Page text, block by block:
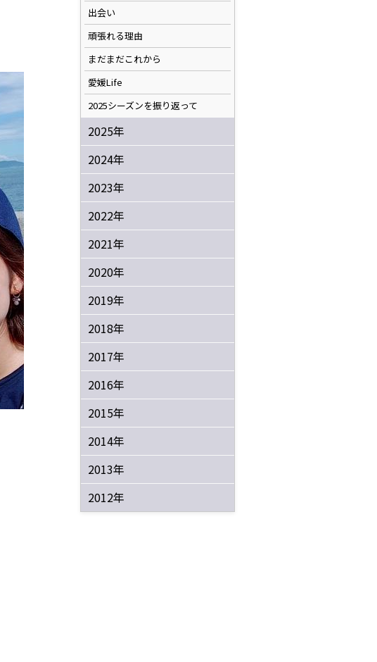
出会い
頑張れる理由
まだまだこれから
愛媛Life
2025シーズンを振り返って
2025年
2024年
2023年
2022年
2021年
2020年
2019年
2018年
2017年
2016年
2015年
2014年
2013年
2012年